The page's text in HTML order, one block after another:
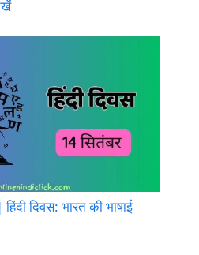
दिवस: भारत की भाषाई